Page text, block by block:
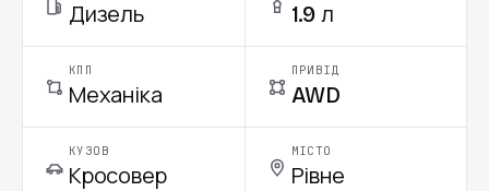
Дизель 1.9 л
КПП
Механіка
ПРИВІД
AWD
КУЗОВ
Кросовер
МІСТО
Рівне